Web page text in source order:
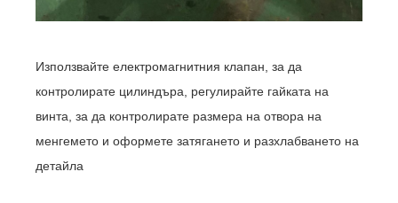
Използвайте електромагнитния клапан, за да
контролирате цилиндъра, регулирайте гайката на
винта, за да контролирате размера на отвора на
менгемето и оформете затягането и разхлабването на
детайла